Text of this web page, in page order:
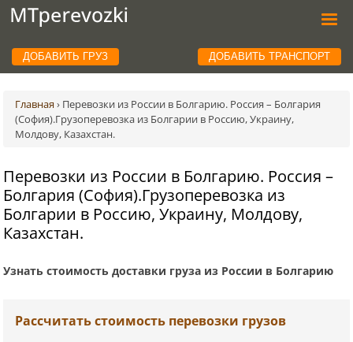
ДОБАВИТЬ ГРУЗ ДОБАВИТЬ ТРАНСПОРТ
Главная › Перевозки из России в Болгарию. Россия – Болгария
(София).Грузоперевозка из Болгарии в Россию, Украину,
Молдову, Казахстан.
Перевозки из России в Болгарию. Россия –
Болгария (София).Грузоперевозка из
Болгарии в Россию, Украину, Молдову,
Казахстан.
Узнать стоимость доставки груза из России в Болгарию
Рассчитать стоимость перевозки грузов